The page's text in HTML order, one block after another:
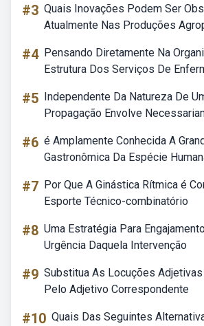
#3 Quais Inovações Podem Ser
Atualmente Nas Produções
#4 Pensando Diretamente Na
Estrutura Dos Serviços De
#5 Independente Da Natureza De
Propagação Envolve
#6 é Amplamente Conhecida A
Gastronômica Da Espécie
#7 Por Que A Ginástica Rítmica é
Esporte Técnico-combinatório
#8 Uma Estratégia Para
Urgência Daquela Intervenção
#9 Substitua As Locuções
Pelo Adjetivo Correspondente
#10 Quais Das Seguintes